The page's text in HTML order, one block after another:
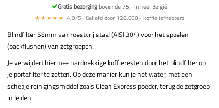
Gratis bezorgingboven de 75,- in heel België
★★★★★ 4,9/5 · Geliefd door 120.000+ koffieliefhebbers
Blindfilter 58mm van roestvrij staal (AISI 304) voor het spoelen
(backflushen) van zetgroepen.
Je verwijdert hiermee hardnekkige koffieresten door het blindfilter op
je portafilter te zetten. Op deze manier kun je het water, met een
schepje reinigingsmiddel zoals Clean Express poeder, terug de zetgroep
in leiden.